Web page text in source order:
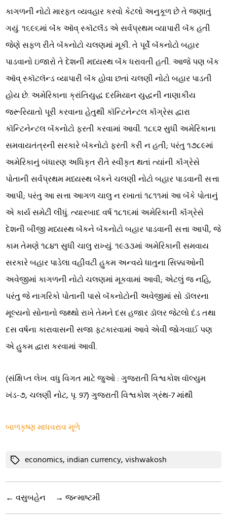
કાગળની નોટો મારફત વ્યવહાર કરવો કેટલો અનુકૂળ છે તે જણાતું
ગયું. ૧૬૯૬માં બૅંક ઑવ્ સ્કૉટલૅંડ એ સર્વપ્રથમ વ્યાપારી બૅંક હતી
જેણે સફળ રીતે બૅંકનોટો ચલણમાં મૂકી. તે પૂર્વે બૅંકનોટો બહાર
પાડવાનો ઇજારો તે દેશની મધ્યસ્થ બૅંક ધરાવતી હતી. આજે પણ બૅંક
ઑવ્ સ્કૉટલૅન્ડ વ્યાપારી બૅંક હોવા છતાં ચલણી નોટો બહાર પાડતી
હોય છે. અમેરિકાના ક્રાંતિયુદ્ધ દરમિયાન યુદ્ધની નાણાકીય
જરૂરિયાતો પૂરી કરવાના હેતુથી કૉન્ટિનેન્ટલ કૉંગ્રેસ દ્વારા
કૉન્ટિનેન્ટલ બૅંકનોટો ફરતી કરવામાં આવી. ૧૮૬૨ સુધી અમેરિકાના
સમવાયતંત્રની સરકારે બૅંકનોટો ફરતી કરી ન હતી; પરંતુ ૧૭૮૯માં
અમેરિકાનું બંધારણ અધિકૃત રીતે સ્વીકૃત થતાં ત્યાંની કૉંગ્રેસે
પોતાની સર્વપ્રથમ મધ્યસ્થ બૅંકને ચલણી નોટો બહાર પાડવાની સત્તા
આપી; પરંતુ આ સત્તા આગળ ચાલુ ન રખાતાં ૧૮૧૧માં આ બૅંકે પોતાનું
એ કાર્ય સમેટી લીધું. ત્યારબાદ વર્ષ ૧૮૧૬માં અમેરિકાની કૉંગ્રેસે
દેશની બીજી મધ્યસ્થ બૅંકને બૅંકનોટો બહાર પાડવાની સત્તા આપી, જે
કામ તેમણે ૧૮૪૧ સુધી ચાલુ રાખ્યું. ૧૯૩૩માં અમેરિકાની સમવાય
સરકારે બહાર પાડેલા વહીવટી હુકમ અન્વયે ધાતુના સિક્કાઓની
અવેજીમાં કાગળની નોટો ચલણમાં મૂકવામાં આવી; એટલું જ નહિ,
પરંતુ જે નાગરિકો પોતાની પાસે બૅંકનોટોની અવેજીમાં સો ડૉલરના
મૂલ્યનો સોનાનો જથ્થો રાખે તેમને દસ હજાર ડૉલર જેટલો દંડ તથા
દસ વર્ષના કારાવાસની સજા ફટકારવામાં આવે એવી જોગવાઈ પણ
એ હુકમ દ્વારા કરવામાં આવી.
(સંક્ષિપ્ત લેખ. વધુ વિગત માટે જુઓ : ગુજરાતી વિશ્વકોશ વૉલ્યુમ
ખંડ-૭, ચલણી નોટ, પૃ. 97) ગુજરાતી વિશ્વકોશ ગ્રંથ-7 માંથી
બાળકૃષ્ણ માધવરાવ મૂળે
Tagseconomics, indian currency,vishwakosh
← વસુબહેન → જન્માષ્ટમી